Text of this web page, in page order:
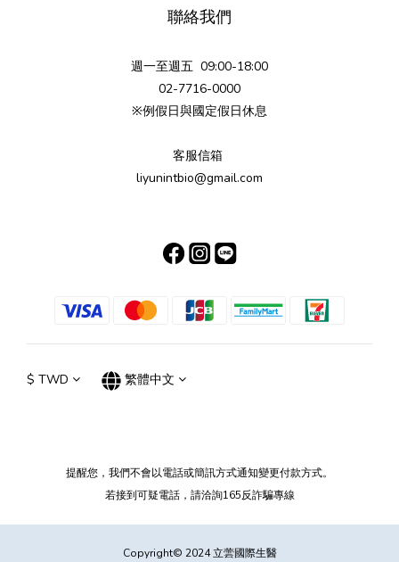
聯絡我們
週一至週五 09:00-18:00
02-7716-0000
※例假日與國定假日休息
客服信箱
liyunintbio@gmail.com
$ TWD 繁體中文
提醒您，我們不會以電話或簡訊方式通知變更付款方式。
若接到可疑電話，請洽詢165反詐騙專線
Copyright© 2024 立蕓國際生醫